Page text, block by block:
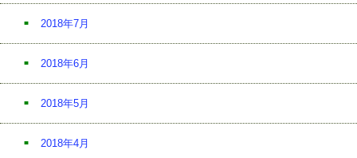
2018年7月
2018年6月
2018年5月
2018年4月